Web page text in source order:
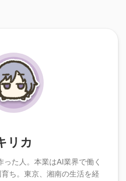
リカ
った人。本業はAI業界で働く
ち。東京、湘南の生活を経